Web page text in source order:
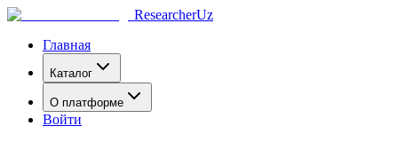
ResearcherUz
Главная
Каталог
О платформе
Войти